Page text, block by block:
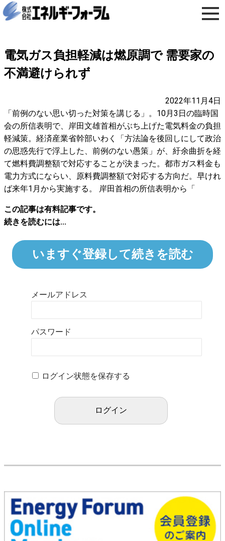
電気ガス負担軽減は燃原調で 需要家の
不満避けられず
2022年11月4日
「前例のない思い切った対策を講じる」。10月3日の臨時国
会の所信表明で、岸田文雄首相がぶち上げた電気料金の負担
軽減策。経済産業省幹部いわく「方法論を後回しにして政治
の思惑先行で浮上した、前例のない愚策」が、紆余曲折を経
て燃料費調整額で対応することが決まった。都市ガス料金も
電力方式にならい、原料費調整額で対応する方向だ。早けれ
ば来年1月から実施する。 岸田首相の所信表明から「
この記事は有料記事です。
続きを読むには...
いますぐ登録して続きを読む
メールアドレス
パスワード
ログイン状態を保存する